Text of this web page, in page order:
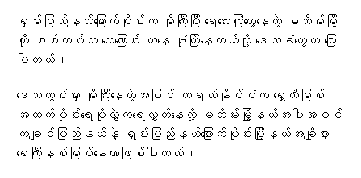
ရှမ်းပြည်နယ်မြောက်ပိုင်းက မိုးကြီးပြီး ရေဘေးကြုံတွေ့နေတဲ့ မဘိမ်းမြို့
ကို စစ်တပ်က လေကြောင်း ကနေ ဗုံးကြဲနေတယ်လို့ ဒေသခံတွေက ပြော
ပါတယ်။
ဒေသတွင်းမှာ မိုးကြီးနေတဲ့အပြင် တရုတ်နိုင်ငံက ရွှေလီမြစ်
အထက်ပိုင်းရေပိုလွှဲက​ရေလွှတ်နေလို့ မဘိမ်းမြို့နယ်အပါအဝင်
ကချင်ပြည်နယ်နဲ့ ရှမ်းပြည်နယ်မြောက်ပိုင်းမြို့နယ်အချို့မှာ
ရေကြီးနစ်မြုပ်နေတာဖြစ်ပါတယ်။